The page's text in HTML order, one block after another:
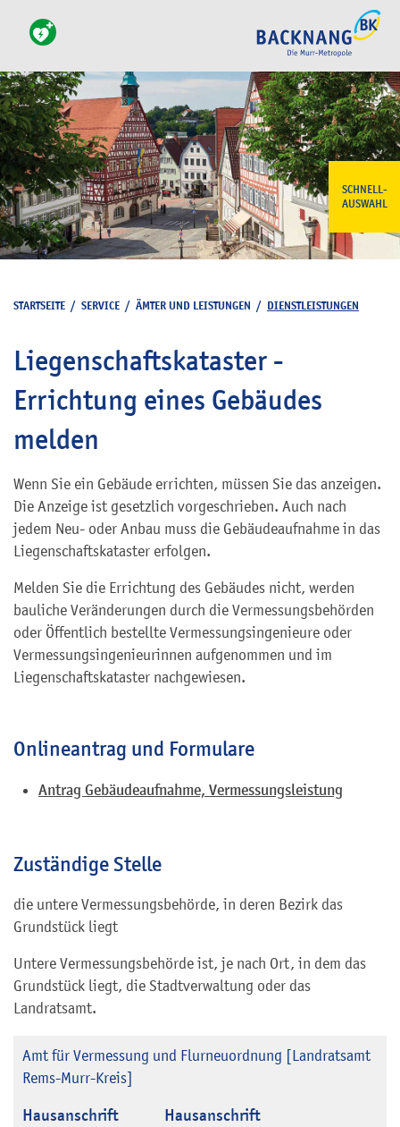
SCHNELL-
AUSWAHL
STARTSEITE / SERVICE / ÄMTER UND LEISTUNGEN / DIENSTLEISTUNGEN
Liegenschaftskataster -
Errichtung eines Gebäudes
melden
Wenn Sie ein Gebäude errichten, müssen Sie das anzeigen.
Die Anzeige ist gesetzlich vorgeschrieben. Auch nach
jedem Neu- oder Anbau muss die Gebäudeaufnahme in das
Liegenschaftskataster erfolgen.
Melden Sie die Errichtung des Gebäudes nicht, werden
bauliche Veränderungen durch die Vermessungsbehörden
oder Öffentlich bestellte Vermessungsingenieure oder
Vermessungsingenieurinnen aufgenommen und im
Liegenschaftskataster nachgewiesen.
Onlineantrag und Formulare
Antrag Gebäudeaufnahme, Vermessungsleistung
Zuständige Stelle
die untere Vermessungsbehörde, in deren Bezirk das
Grundstück liegt
Untere Vermessungsbehörde ist, je nach Ort, in dem das
Grundstück liegt, die Stadtverwaltung oder das
Landratsamt.
Amt für Vermessung und Flurneuordnung [Landratsamt
Rems-Murr-Kreis]
Hausanschrift Hausanschrift